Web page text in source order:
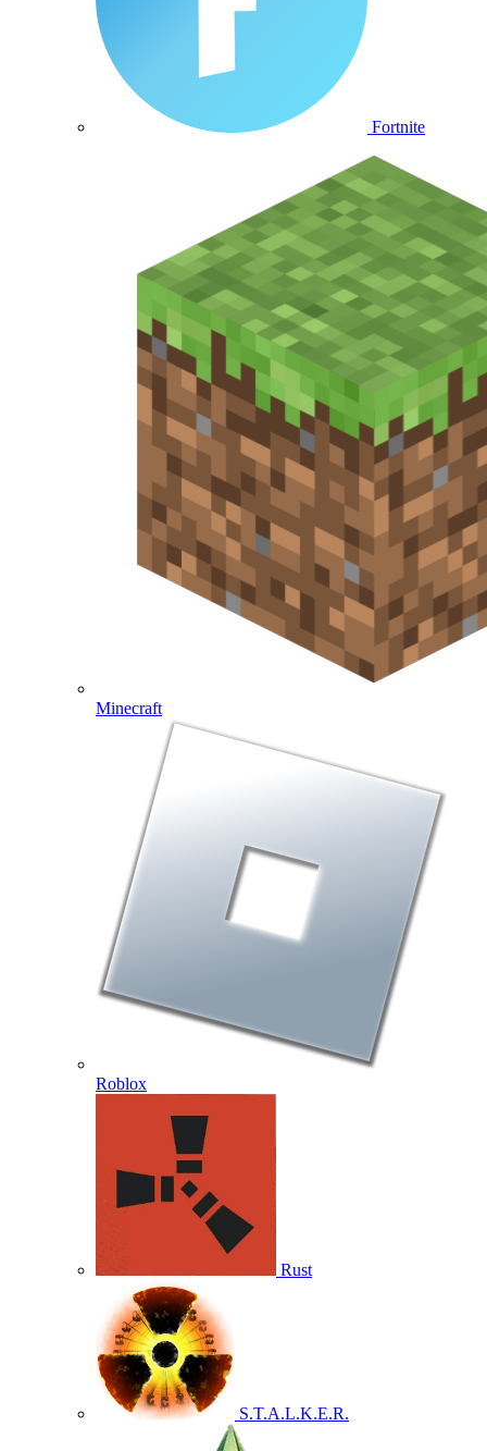
Fortnite
Minecraft
Roblox
Rust
S.T.A.L.K.E.R.